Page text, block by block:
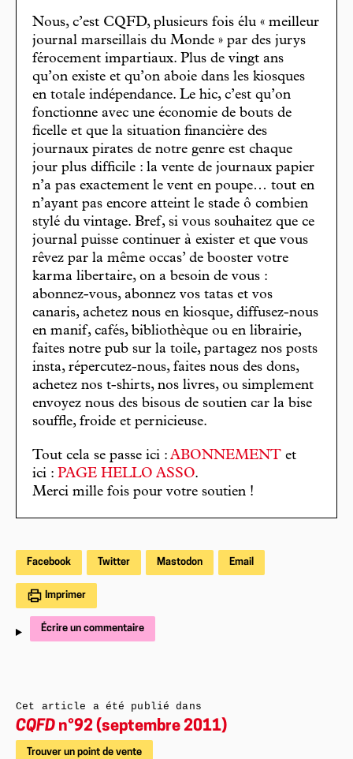
Nous, c’est CQFD, plusieurs fois élu « meilleur
journal marseillais du Monde » par des jurys
férocement impartiaux. Plus de vingt ans
qu’on existe et qu’on aboie dans les kiosques
en totale indépendance. Le hic, c’est qu’on
fonctionne avec une économie de bouts de
ficelle et que la situation financière des
journaux pirates de notre genre est chaque
jour plus difficile : la vente de journaux papier
n’a pas exactement le vent en poupe… tout en
n’ayant pas encore atteint le stade ô combien
stylé du vintage. Bref, si vous souhaitez que ce
journal puisse continuer à exister et que vous
rêvez par la même occas’ de booster votre
karma libertaire, on a besoin de vous :
abonnez-vous, abonnez vos tatas et vos
canaris, achetez nous en kiosque, diffusez-nous
en manif, cafés, bibliothèque ou en librairie,
faites notre pub sur la toile, partagez nos posts
insta, répercutez-nous, faites nous des dons,
achetez nos t-shirts, nos livres, ou simplement
envoyez nous des bisous de soutien car la bise
souffle, froide et pernicieuse.
Tout cela se passe ici : ABONNEMENT et
ici : PAGE HELLO ASSO.
Merci mille fois pour votre soutien !
Facebook Twitter Mastodon Email
Imprimer
Écrire un commentaire
Cet article a été publié dans
CQFD n°92 (septembre 2011)
Trouver un point de vente